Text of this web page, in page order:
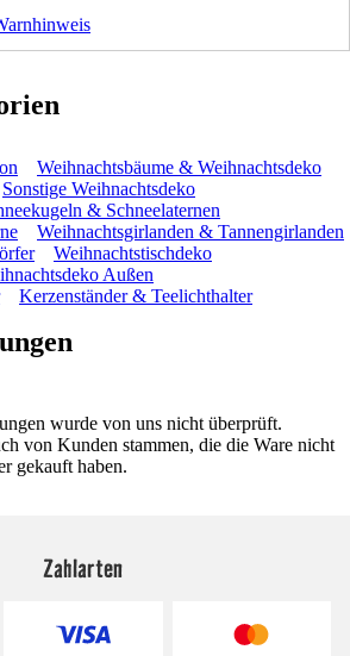
Weihnachtsbäume & Weihnachtsdeko
Sonstige Weihnachtsdeko
& Schneelaternen
Weihnachtsgirlanden & Tannengirlanden
Weihnachtstischdeko
Außen
Kerzenständer & Teelichthalter
wurde von uns nicht überprüft.
von Kunden stammen, die die Ware nicht
gekauft haben.
Zahlarten